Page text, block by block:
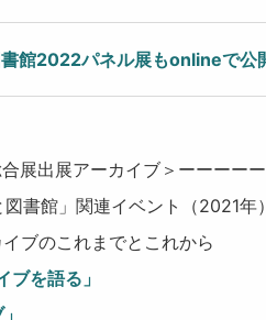
館2022パネル展もonlineで公
展出展アーカイブ＞ーーーー
書館」関連イベント（2021年）
ブのこれまでとこれから
ブを語る」